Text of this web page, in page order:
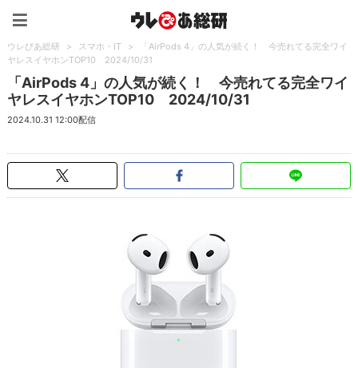
ウレぴあ総研 > スマホ・IT >
「AirPods 4」の人気が続く！ 今売れてる完全ワイ
ヤレスイヤホンTOP10 2024/10/31
「AirPods 4」の人気が続く！ 今売れてる完全ワイ
ヤレスイヤホンTOP10 2024/10/31
2024.10.31 12:00配信